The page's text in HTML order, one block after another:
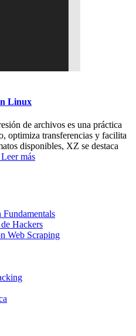
Linux
de archivos es una práctica
optimiza transferencias y facilita
disponibles, XZ se destaca
Leer más
Hackers
Web Scraping